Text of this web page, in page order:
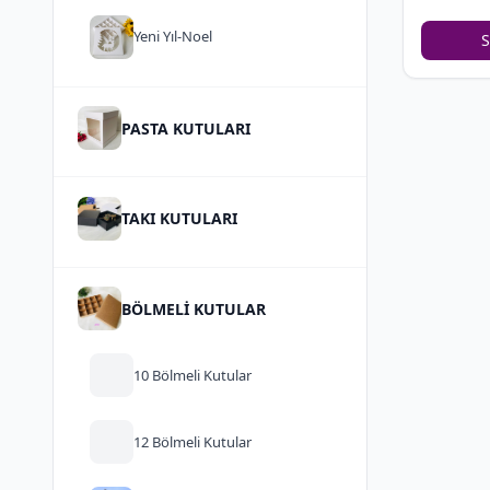
Yeni Yıl-Noel
PASTA KUTULARI
TAKI KUTULARI
BÖLMELİ KUTULAR
10 Bölmeli Kutular
12 Bölmeli Kutular